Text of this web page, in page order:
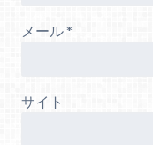
メール*
サイト